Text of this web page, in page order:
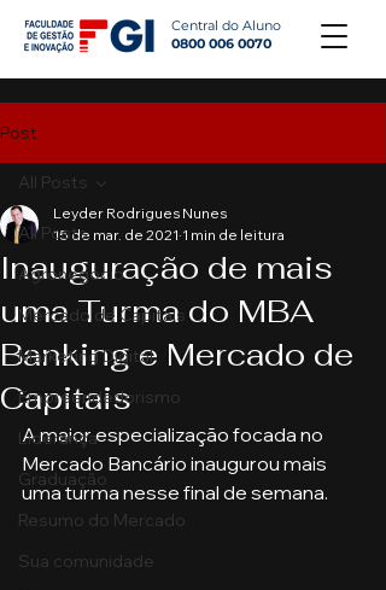
Central do Aluno
0800 006 0070
Post
All Posts
Agronegócio
Mercado de Capitais
Marketing Digital
Empreendedorismo
Liderança
Graduação
Resumo do Mercado
Sua comunidade
All Posts
Inauguração de mais
uma Turma do MBA
Banking e Mercado de
Capitais
Leyder Rodrigues Nunes
15 de mar. de 2021 1 min de leitura
A maior especialização focada no
Mercado Bancário inaugurou mais
uma turma nesse final de semana.